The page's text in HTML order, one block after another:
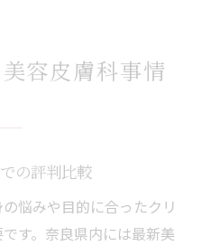
容皮膚科事情
の評判比較
悩みや目的に合ったクリ
す。奈良県内には最新美